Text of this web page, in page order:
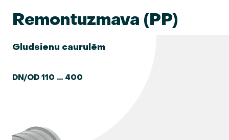
Remontuzmava (PP)
Gludsienu caurulēm
DN/OD 110 ... 400